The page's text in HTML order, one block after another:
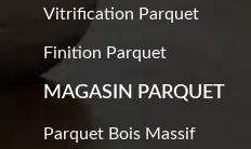
Vitrification Parquet
Finition Parquet
MAGASIN PARQUET
Parquet Bois Massif